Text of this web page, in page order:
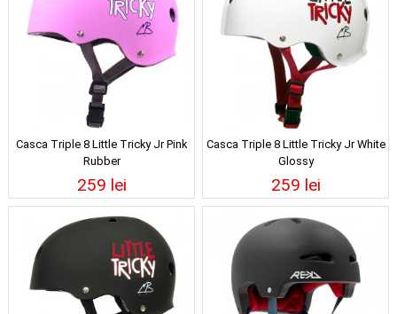
Casca Triple 8 Little Tricky Jr Pink
Rubber
259 lei
Casca Triple 8 Little Tricky Jr White
Glossy
259 lei